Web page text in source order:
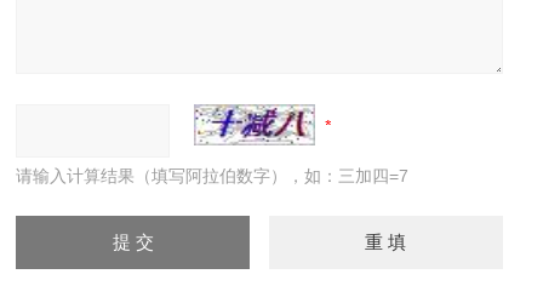
请输入计算结果（填写阿拉伯数字），如：三加四=7